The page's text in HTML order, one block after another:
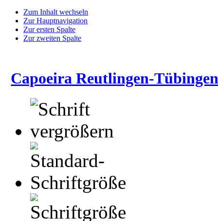
Zum Inhalt wechseln
Zur Hauptnavigation
Zur ersten Spalte
Zur zweiten Spalte
Capoeira Reutlingen-